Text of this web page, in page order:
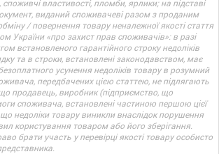
властивості, пломби, ярлики; на підставі
виданий споживачеві разом з проданим
/ повернення товару неналежної якості стаття
України «про захист прав споживачів»: в разі
встановленого гарантійного строку недоліків
та в строки, встановлені законодавством, має
усунення недоліків товару в розумний
передбачених цією статтею, не підлягають
продавець, виробник (підприємство, що
споживача, встановлені частиною першою цієї
що недоліки товару виникли внаслідок порушення
користування товаром або його зберігання.
брати участь у перевірці якості товару особисто